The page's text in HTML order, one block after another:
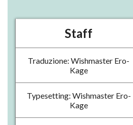
Staff
Traduzione: Wishmaster Ero-
Kage
Typesetting: Wishmaster Ero-
Kage